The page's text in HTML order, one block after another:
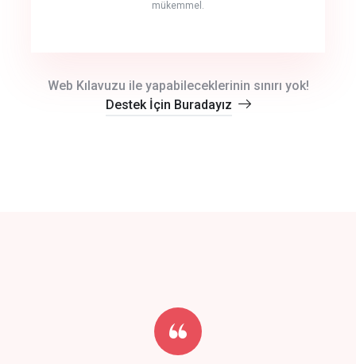
mükemmel.
Start by trying our service for 30 days free trial no credit card
required.
Web Kılavuzu ile yapabileceklerinin sınırı yok!
Destek İçin Buradayız